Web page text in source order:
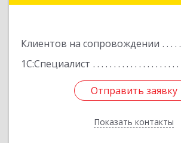
Клиентов на сопровождении
1С:Специалист
Отправить заявку
Показать контакты
Отправить заявку
Назад